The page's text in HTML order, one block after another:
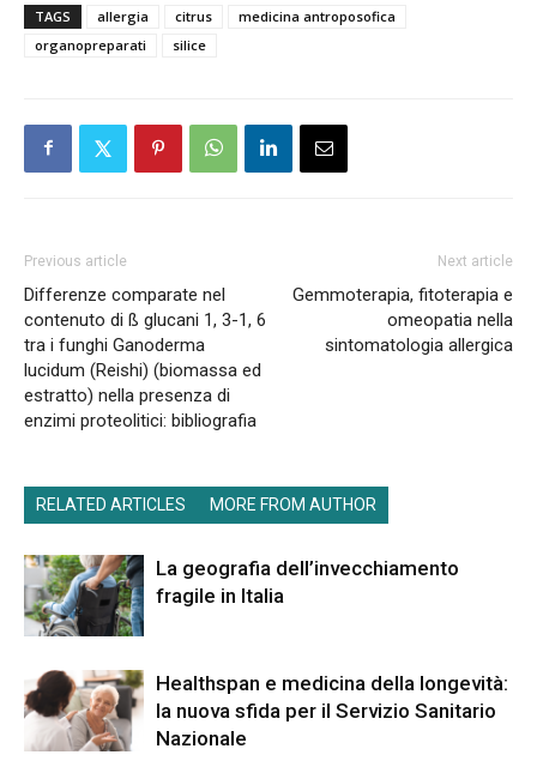
TAGS allergia citrus
medicina antroposofica
organopreparati
silice
Previous article
Differenze comparate nel
contenuto di ß glucani 1, 3-1, 6
tra i funghi Ganoderma
lucidum (Reishi) (biomassa ed
estratto) nella presenza di
enzimi proteolitici: bibliografia
Next article
Gemmoterapia, fitoterapia e
omeopatia nella
sintomatologia allergica
RELATED ARTICLES MORE FROM AUTHOR
La geografia dell’invecchiamento
fragile in Italia
Healthspan e medicina della longevità:
la nuova sfida per il Servizio Sanitario
Nazionale